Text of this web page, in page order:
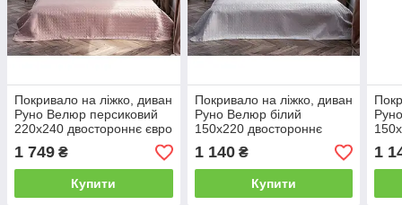
Покривало на ліжко, диван
Руно Велюр персиковий
220х240 двостороннє євро
1 749 ₴
Купити
Покривало на ліжко, диван
Руно Велюр білий
150х220 двостороннє
полуторне
1 140₴
Купити
1